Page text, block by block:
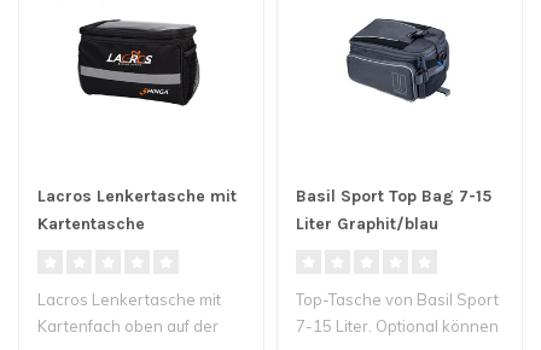
Lacros Lenkertasche mit
Kartentasche
Lacros Lenkertasche mit
Kartenfach oben auf der
Basil Sport Top Bag 7-15
Liter Graphit/blau
Top-Tasche von Basil Sport
7-15 Liter. Optional können